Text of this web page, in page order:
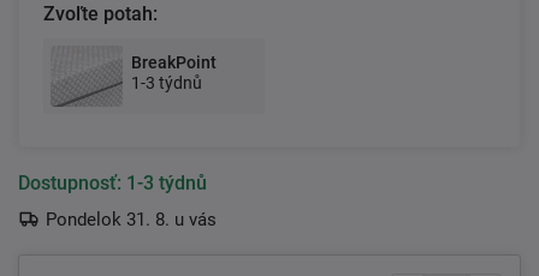
Zvoľte potah:
BreakPoint
1-3 týdnů
Dostupnosť: 1-3 týdnů
Pondelok 31. 8. u vás